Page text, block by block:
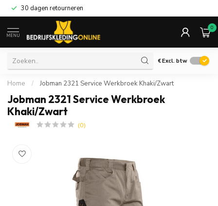
30 dagen retourneren
MENU
0
€Excl. btw
Home / Jobman 2321 Service Werkbroek Khaki/Zwart
Jobman 2321 Service Werkbroek
Khaki/Zwart
(0)